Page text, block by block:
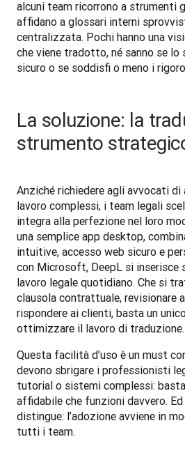
alcuni team ricorrono a strumenti
affidano a glossari interni
centralizzata. Pochi hanno una
che viene tradotto, né sanno se
sicuro o se soddisfi o meno i
La soluzione: la
strumento
Anziché richiedere agli avvocati
lavoro complessi, i team legali
integra alla perfezione nel loro
una semplice app desktop,
intuitive, accesso web sicuro e
con Microsoft, DeepL si inserisce
lavoro legale quotidiano. Che si
clausola contrattuale, revisionare
rispondere ai clienti, basta un
ottimizzare il lavoro di traduzione.
Questa facilità d’uso è un must
devono sbrigare i professionisti
tutorial o sistemi complessi:
affidabile che funzioni davvero.
distingue: l’adozione avviene in
tutti i team.